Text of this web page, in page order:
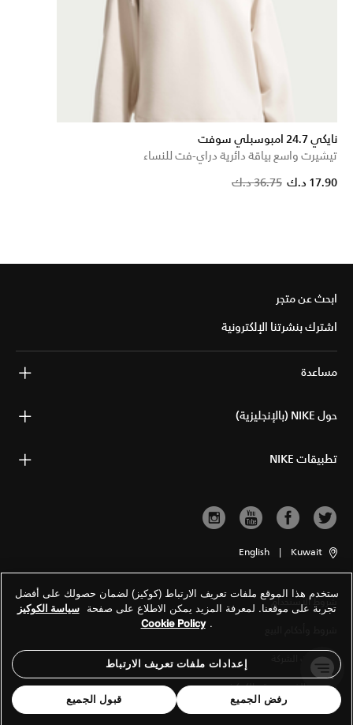
نايكي 24.7 امبوسبلي سوفت
تيشيرت واسع بياقة دائرية دراي-فت للنساء
Price reduced36.75 د.ك to17.90 د.ك
ابحث عن متجر
اشترك بنشرتنا الإلكترونية
مساعدة
حول NIKE (بالإنجليزية)
تطبيقات NIKE
Kuwait
|
English
شروط الاستخدام
معلومات الشركة
سياسة الخصوصية والكوكيز
ستخدم هذا الموقع ملفات تعريف الارتباط (كوكيز) لضمان حصولك على أفضل
تجربة على موقعنا. لمعرفة المزيد يمكن الاطلاع على صفحة سياسة الكوكيز
.
Cookie Policy
إعدادات ملفات تعريف الارتباط
رفض الجميع قبول الجميع